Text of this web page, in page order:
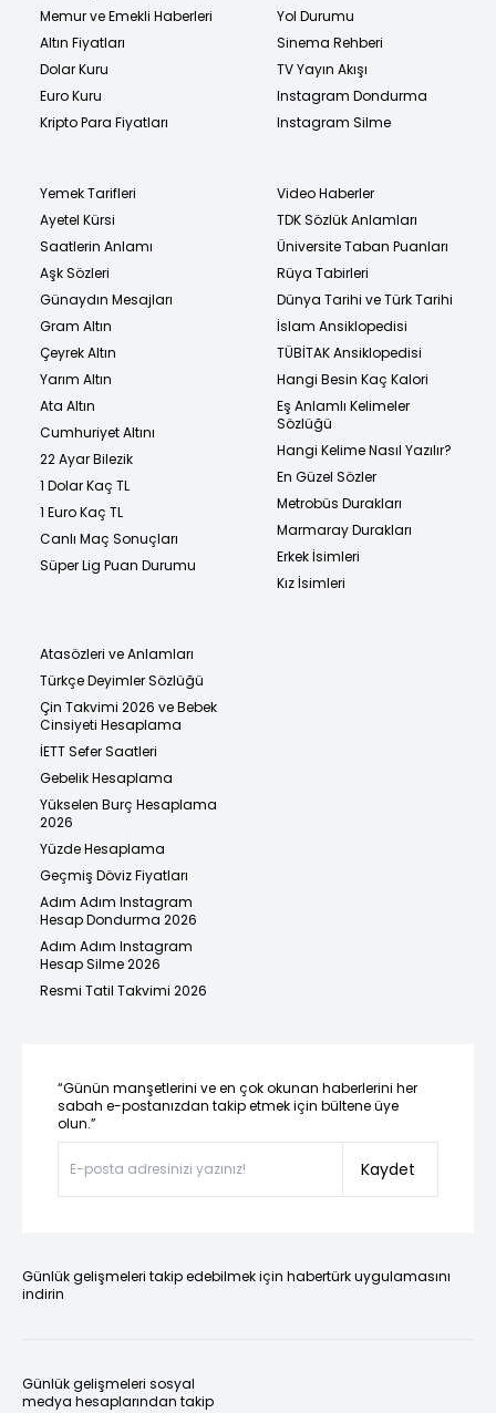
Memur ve Emekli Haberleri
Altın Fiyatları
Dolar Kuru
Euro Kuru
Kripto Para Fiyatları
Yol Durumu
Sinema Rehberi
TV Yayın Akışı
Instagram Dondurma
Instagram Silme
Yemek Tarifleri
Ayetel Kürsi
Saatlerin Anlamı
Aşk Sözleri
Günaydın Mesajları
Gram Altın
Çeyrek Altın
Yarım Altın
Ata Altın
Cumhuriyet Altını
22 Ayar Bilezik
1 Dolar Kaç TL
1 Euro Kaç TL
Canlı Maç Sonuçları
Süper Lig Puan Durumu
Video Haberler
TDK Sözlük Anlamları
Üniversite Taban Puanları
Rüya Tabirleri
Dünya Tarihi ve Türk Tarihi
İslam Ansiklopedisi
TÜBİTAK Ansiklopedisi
Hangi Besin Kaç Kalori
Eş Anlamlı Kelimeler
Sözlüğü
Hangi Kelime Nasıl Yazılır?
En Güzel Sözler
Metrobüs Durakları
Marmaray Durakları
Erkek İsimleri
Kız İsimleri
Atasözleri ve Anlamları
Türkçe Deyimler Sözlüğü
Çin Takvimi 2026 ve Bebek
Cinsiyeti Hesaplama
İETT Sefer Saatleri
Gebelik Hesaplama
Yükselen Burç Hesaplama
2026
Yüzde Hesaplama
Geçmiş Döviz Fiyatları
Adım Adım Instagram
Hesap Dondurma 2026
Adım Adım Instagram
Hesap Silme 2026
Resmi Tatil Takvimi 2026
“Günün manşetlerini ve en çok okunan haberlerini her
sabah e-postanızdan takip etmek için bültene üye
olun.”
Kaydet
Günlük gelişmeleri takip edebilmek için habertürk uygulamasını
indirin
Günlük gelişmeleri sosyal
medya hesaplarından takip